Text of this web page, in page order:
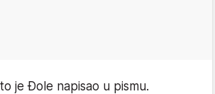
je Đole napisao u pismu.